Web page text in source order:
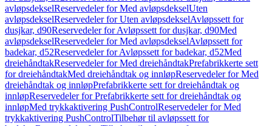
avløpsdekselReservedeler for Med avløpsdekselUten
avløpsdekselReservedeler for Uten avløpsdekselAvløpssett for
dusjkar, d90Reservedeler for Avløpssett for dusjkar, d90Med
avløpsdekselReservedeler for Med avløpsdekselAvløpssett for
badekar, d52Reservedeler for Avløpssett for badekar, d52Med
dreiehåndtakReservedeler for Med dreiehåndtakPrefabrikkerte sett
for dreiehåndtakMed dreiehåndtak og innløpReservedeler for Med
dreiehåndtak og innløpPrefabrikkerte sett for dreiehåndtak og
innløpReservedeler for Prefabrikkerte sett for dreiehåndtak og
innløpMed trykkaktivering PushControlReservedeler for Med
trykkaktivering PushControlTilbehør til avløpssett for